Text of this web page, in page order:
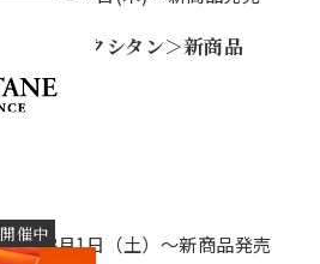
＜ロクシタン＞新商品
開催中8月1日（土）～新商品発売